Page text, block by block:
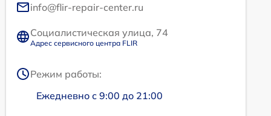
info@flir-repair-center.ru
Социалистическая улица, 74
Адрес сервисного центра FLIR
Режим работы:
Ежедневно с 9:00 до 21:00